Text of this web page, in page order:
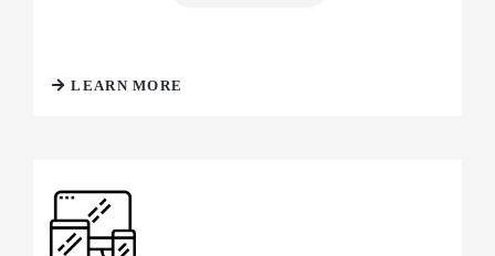
LEARN MORE